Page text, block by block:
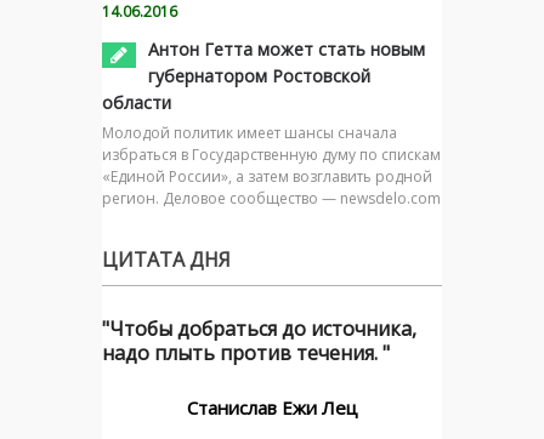
14.06.2016
Антон Гетта может стать новым
губернатором Ростовской
области
Молодой политик имеет шансы сначала
избраться в Государственную думу по спискам
«Единой России», а затем возглавить родной
регион. Деловое сообщество — newsdelo.com
ЦИТАТА ДНЯ
"Чтобы добраться до источника,
надо плыть против течения. "
Станислав Ежи Лец